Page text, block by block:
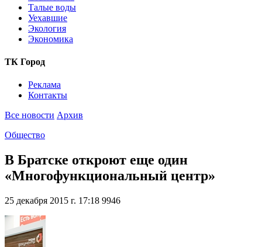
Талые воды
Уехавшие
Экология
Экономика
ТК Город
Реклама
Контакты
Все новости Архив
Общество
В Братске откроют еще один
«Многофункциональный центр»
25 декабря 2015 г. 17:18 9946